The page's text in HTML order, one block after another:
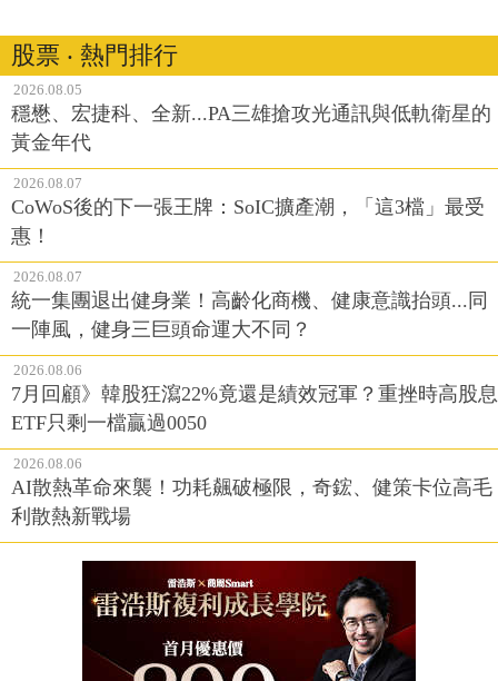
股票 ‧ 熱門排行
2026.08.05
穩懋、宏捷科、全新...PA三雄搶攻光通訊與低軌衛星的
黃金年代
2026.08.07
CoWoS後的下一張王牌：SoIC擴產潮，「這3檔」最受
惠！
2026.08.07
統一集團退出健身業！高齡化商機、健康意識抬頭...同
一陣風，健身三巨頭命運大不同？
2026.08.06
7月回顧》韓股狂瀉22%竟還是績效冠軍？重挫時高股息
ETF只剩一檔贏過0050
2026.08.06
AI散熱革命來襲！功耗飆破極限，奇鋐、健策卡位高毛
利散熱新戰場